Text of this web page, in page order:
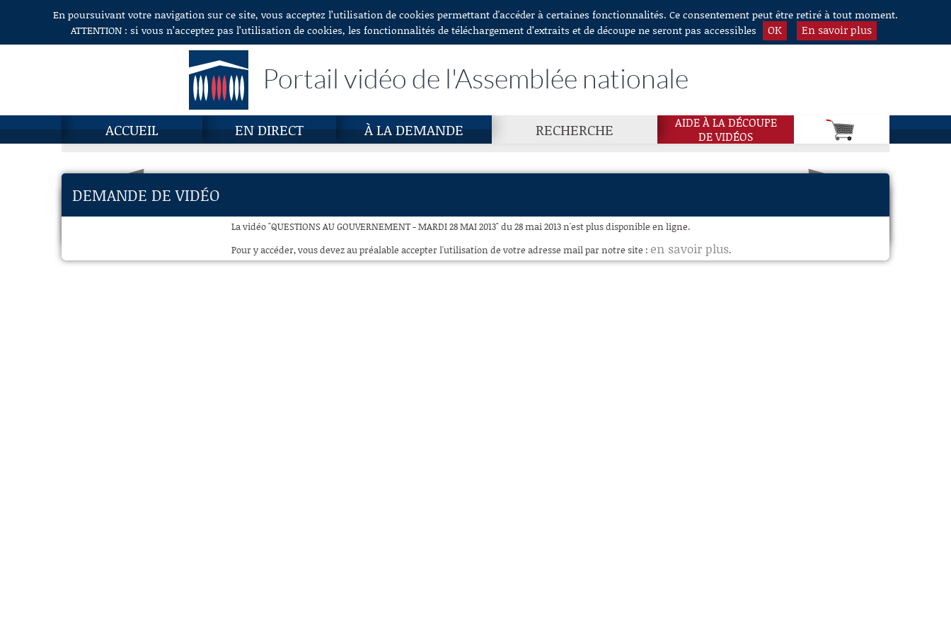
Aller au contenuEn poursuivant votre navigation sur ce site, vous acceptez l’utilisation de cookies permettant d'accéder à certaines fonctionnalités. Ce consentement peut être retiré à tout moment.
ATTENTION : si vous n’acceptez pas l’utilisation de cookies, les fonctionnalités de téléchargement d’extraits et de découpe ne seront pas accessibles
OK En savoir plus
Portail vidéo de l'Assemblée nationale
ACCUEIL EN DIRECT À LA DEMANDE RECHERCHE
AIDE À LA DÉCOUPE
DE VIDÉOS
DEMANDE DE VIDÉO
La vidéo "QUESTIONS AU GOUVERNEMENT - MARDI 28 MAI 2013" du 28 mai 2013 n'est plus disponible en ligne.
Pour y accéder, vous devez au préalable accepter l'utilisation de votre adresse mail par notre site : en savoir plus.